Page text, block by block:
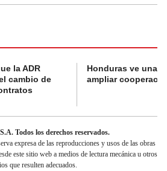
la ADR
cambio de
Honduras ve una
ampliar
Todos los derechos reservados.
expresa de las reproducciones y usos de las obras
este sitio web a medios de lectura mecánica u otros
que resulten adecuados.